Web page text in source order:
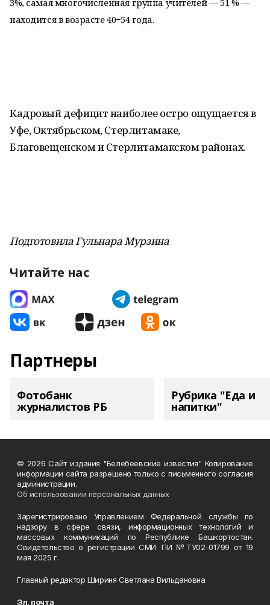
3%, самая многочисленная группа учителей — 51 % —
находится в возрасте 40−54 года.
Кадровый дефицит наиболее остро ощущается в
Уфе, Октябрьском, Стерлитамаке,
Благовещенском и Стерлитамакском районах.
Подготовила Гульнара Мурзина
Читайте нас
Партнеры
Фотобанк
журналистов РБ
Рубрика "Еда и
напитки"
© 2026 Сайт издания "Белебеевские известия" Копирование
информации сайта разрешено только с письменного согласия
администрации.
Об использовании персональных данных
Зарегистрировано Управлением Федеральной службы по
надзору в сфере связи, информационных технологий и
массовых коммуникаций по Республике Башкортостан.
Свидетельство о регистрации СМИ: ПИ №ТУ02-01799 от 19
мая 2025 г.
Главный редактор Шириня Светлана Вильдановна
Эл. почта